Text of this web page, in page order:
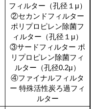
フィルター（孔径１μ）
②セカンドフィルター
ポリプロピレン除菌フ
ィルター（孔径１μ）
③サードフィルター ポ
リプロピレン除菌フィ
ルター（孔径0.2μ）
④ファイナルフィルタ
ー 特殊活性炭ろ過フィ
ルター